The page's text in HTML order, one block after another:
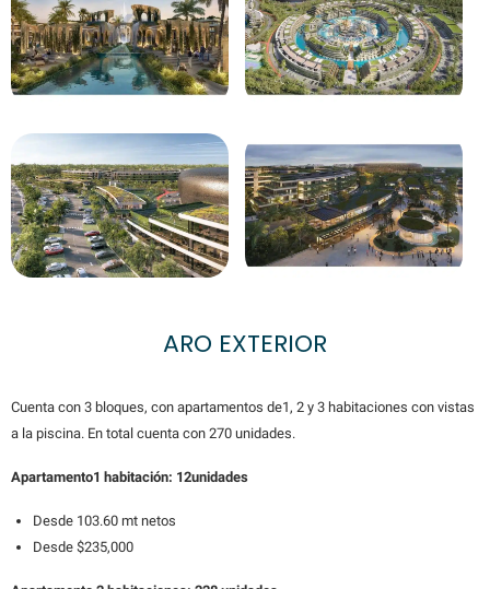
ARO EXTERIOR
Cuenta con 3 bloques, con apartamentos de1, 2 y 3 habitaciones con vistas
a la piscina. En total cuenta con 270 unidades.
Apartamento1 habitación: 12unidades
Desde 103.60 mt netos
Desde $235,000